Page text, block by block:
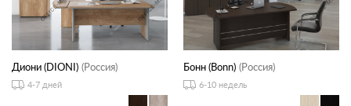
Диони (DIONI) (Россия)
4-7 дней
Бонн (Bonn) (Россия)
6-10 недель